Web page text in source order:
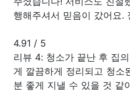
행해주셔서 믿음이 갔어요.
4.91 / 5
리뷰 4: 청소가 끝난 후 집
게 깔끔하게 정리되고 청소
분 좋게 지낼 수 있을 것 같